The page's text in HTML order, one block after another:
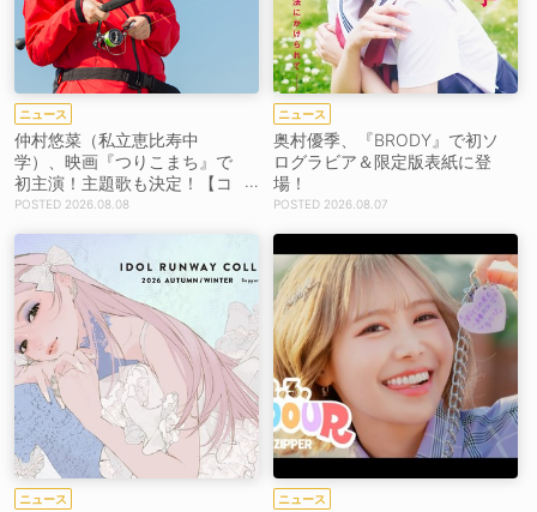
ニュース
仲村悠菜（私立恵比寿中
学）、映画『つりこまち』で
初主演！主題歌も決定！【コ
メントあり】
2026.08.08
ニュース
奥村優季、『BRODY』で初ソ
ログラビア＆限定版表紙に登
場！
2026.08.07
ニュース ニュース